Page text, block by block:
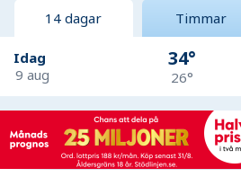
14 dagar Timmar
Idag
9 aug
34°
26°